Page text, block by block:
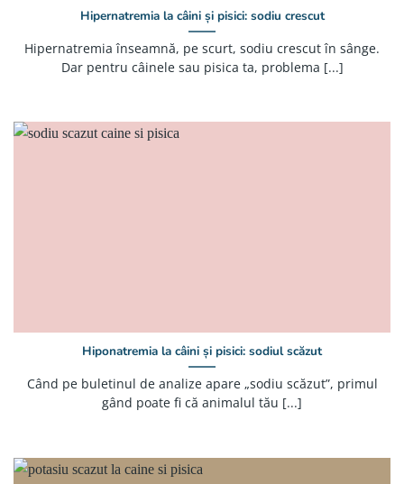
Hipernatremia la câini și pisici: sodiu crescut
Hipernatremia înseamnă, pe scurt, sodiu crescut în sânge.
Dar pentru câinele sau pisica ta, problema [...]
Hiponatremia la câini și pisici: sodiul scăzut
Când pe buletinul de analize apare „sodiu scăzut”, primul
gând poate fi că animalul tău [...]